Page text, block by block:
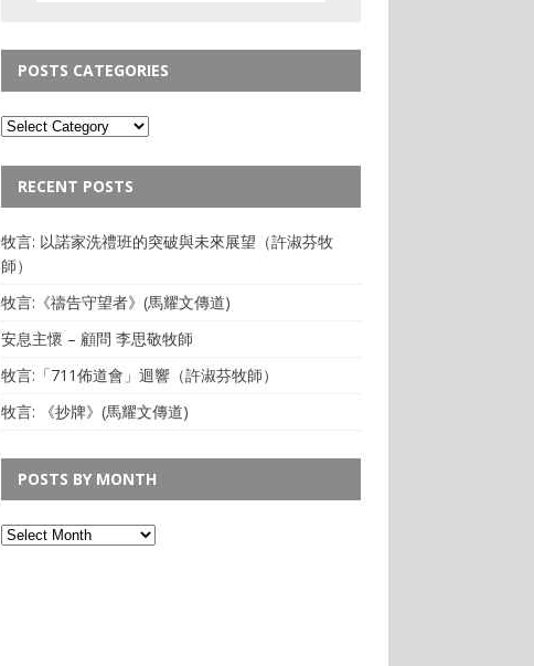
POSTS CATEGORIES
RECENT POSTS
牧言: 以諾家洗禮班的突破與未來展望（許淑芬牧
師）
牧言:《禱告守望者》(馬耀文傳道)
安息主懷 – 顧問 李思敬牧師
牧言:「711佈道會」迴響（許淑芬牧師）
牧言: 《抄牌》(馬耀文傳道)
POSTS BY MONTH